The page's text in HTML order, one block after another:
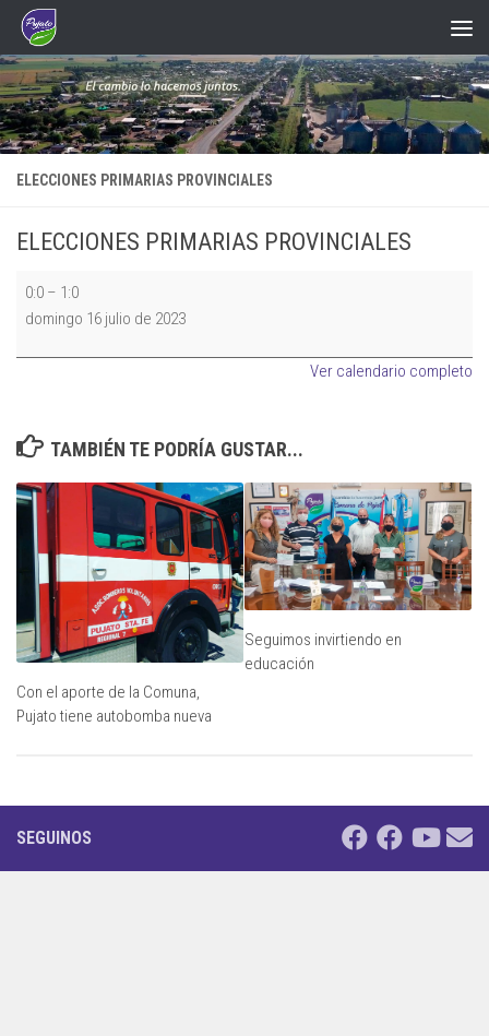
Saltar al contenido
ELECCIONES PRIMARIAS PROVINCIALES
ELECCIONES PRIMARIAS PROVINCIALES
ELECCIONES
PRIMARIAS
0:0 – 1:0
domingo 16 julio de 2023
Ver calendario completo
TAMBIÉN TE PODRÍA GUSTAR...
Con el aporte de la Comuna,
Pujato tiene autobomba nueva
Seguimos invirtiendo en
educación
SEGUINOS